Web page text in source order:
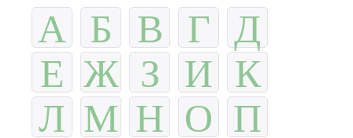
А Б В Г Д
Е Ж З И К
Л М Н О П